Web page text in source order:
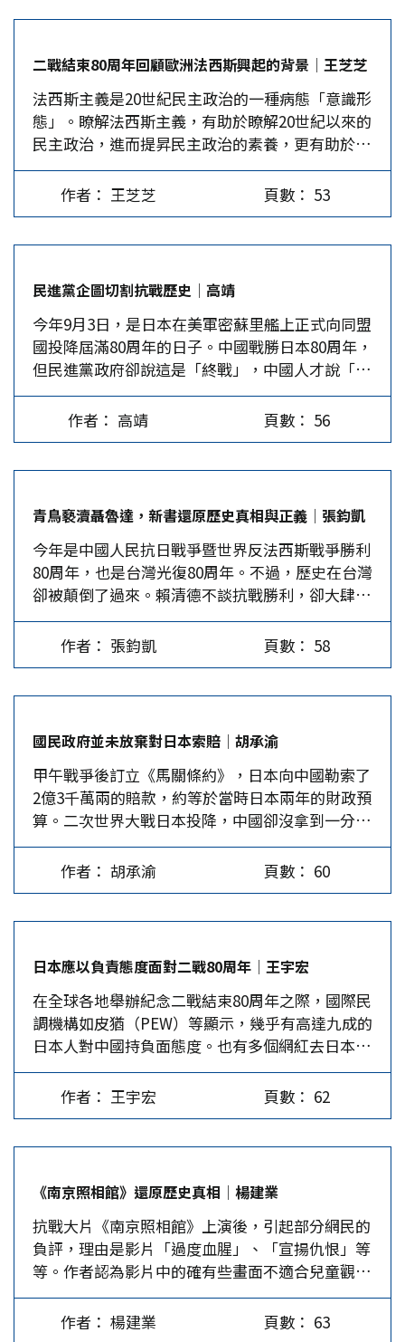
5500億的投資、採購100架波音飛機、立即將對美
國大米的採購量增加75%等。根據美韓協議，韓國
將向美國投資3500億，同時還將採購價值1000億
的液化天然氣或其他能源產品，並且對美國全面開
放貿易並接受美國汽車和農產品等。…
生產的投資將非常龐大，在美國生產晶片的大部分
企業也將獲得關稅豁免。中國的中芯或華為製造的
晶片則不能獲得豁免，但這些公司進入美國市場的
晶片，大多被整合在大陸組裝的產品內。 歐盟同
意對絕大多數歐盟出口的產品，包括汽車、晶片和
藥品，徵收15%的單一關稅。日本亦表示，美國同
意不給予日本比其他國家更差的晶片關稅率。…
信心。由兩岸40多名記者及自媒組成的聯訪團，此
行到了長沙、常德、衡陽、芷江等抗戰舊址進行採
訪，整個活動持續至8月6日。 影珠山大捷提高國
際地位 聯訪團第一個行程來到長沙縣第一高峰影
珠山。影珠山高500米，南北長7公里，大小山頭
70幾個，長沙人以「人要低頭過，馬要卸卻鞍」來
形容其山勢險峻。影珠山是三次長沙會戰的主戰
場，中日軍隊在此區激戰數十次，特別是第三次長
凌晨4時戰至上午11時，最終4萬國軍成功截斷日軍
退路，殲敵逾萬。 沙土戰場外，日軍張狂伸出惡
毒狠手。影珠山抗戰史實陳列館紀錄了當時湖南開
物農業學校校長彭海鯤家人的慘痛遭遇。彭海鯤曾
於1939年9月第一次長沙會戰時，救過一名日本
兵，沒想到1941年12月第三次長沙會戰時，他的
兩個女兒被日軍追到野外，為避免被辱，雙雙投塘
自盡。…
二戰結束80周年回顧歐洲法西斯興起的背景│王芝芝
法西斯主義是20世紀民主政治的一種病態「意識形
態」。瞭解法西斯主義，有助於瞭解20世紀以來的
民主政治，進而提昇民主政治的素養，更有助於人
們在二戰結束80周年之際，了解二戰的背景。
「意識形態」（ideology）與「意念」（idea）
不同，因為意識形態不是單純擁有「理念」而已，
領導人，輔以精挑細選、嚴格訓練有行動能力又忠
黨愛國的精英團隊，負責有效率快速實踐黨的政治
理念。作為黨的執行單位，在落實黨的「理念」
時，可以暴力或非理性的手段，排除妨害黨發展的
政府組織、保障人權的法律、社會約定俗成的禮
俗、道德價值、文化精神傳統等障礙。20世紀的歐
洲法西斯主義，就是以黨組織縱橫天下的。 歐洲
意識形態源於啟蒙運動 歐洲政治意識形態發展，
社會的訴求不是空談。1789年法國大革命期間，便
出現革命分子以「自由、平等、博愛」的理想，建
立「美德」共和國。這創舉將狂熱中的法國大革命
推向恐怖暴力，遭到歐洲六大強國的圍剿，革命政
權在救亡圖存的奮鬥中，最終迎來拿破崙的軍事統
治，憑著保家衛國的民族情操，在一代名將領軍下
橫掃歐陸，稱帝專政，謊稱實現革命建立法蘭西帝
國。 「自由、平等、博愛」的理想，在拿破崙滑
法國大革命洗禮的人民，在19世紀無懼保守政權包
圍，不斷發動革命，前仆後繼地推動法國大革命的
理想，將「自由、平等、博愛」三大革命口號，化
解為更具行動力的「意識形態」，隨著19世紀由產
業革命推展的全球資本市場傳播全球，成為全球共
同的政治理念。這三個由法國大革命口號轉化成的
現代政治意識形態，分別是（1）自由主義
（Liberalism）：…
作者： 王芝芝 頁數： 53
民進黨企圖切割抗戰歷史│高靖
今年9月3日，是日本在美軍密蘇里艦上正式向同盟
國投降屆滿80周年的日子。中國戰勝日本80周年，
但民進黨政府卻說這是「終戰」，中國人才說「光
復台灣」。民進黨政府無視日本以戰敗國的身分，
卑微地在軍艦上簽字，代表日本向同盟國恭敬投降
的歷史事實，至今日本的降書正本仍在台灣保存，
件？ 民進黨政府對於抗戰勝利80周年的態度，無
非就是台獨兩國論作祟，因為他們始終認為中國抗
戰與台灣國無關，台灣國依戀日本的殖民統治、中
華民國只是台獨借殼上市用的招牌，已經不是1945
年接受日本投降的那個中華民國。 1945年中國戰
勝了日本 中華民國就是中國，不是什麼中華民國
台灣，憲法裡面的國名就是中華民國，沒有台灣兩
個字，台灣只是一個省、一個地區。二次大戰期間
事實。中國的內戰造成兩岸分裂，中共在北京成立
中華人民共和國，台北是中華民國政府，一國分裂
成兩個政權，冷戰期間，大家叫中華民國是自由中
國，稱大陸為共產中國。 從黨外走到民進黨，其
間變化不小，原本黨外是兼容並蓄，但組黨後只剩
台獨，台獨何以接受中國的政權呢？這與一次大戰
結束前的德國一樣，社民黨捨棄革命路線，也沒有
經過選舉，直接繼承政權後再推行選舉，只不過威
不斷地掏空中華民國的中國意涵，將中華民國與台
灣變成同義詞。這樣一來，民進黨即使有台獨黨
綱，也可以在這個政權當中生存，因為中華民國已
虛有其表，而不再是與日軍抗戰8年的那個中國
了，它只是台獨的保護傘。…
作者： 高靖 頁數： 56
青鳥褻瀆聶魯達，新書還原歷史真相與正義│張鈞凱
今年是中國人民抗日戰爭暨世界反法西斯戰爭勝利
80周年，也是台灣光復80周年。不過，歷史在台灣
卻被顛倒了過來。賴清德不談抗戰勝利，卻大肆紀
念歐戰勝利，但又完全去脈絡化，把二戰簡化為
「團結必勝、侵略必敗」，只為其「脫中入北」的
意識形態服務。中國明明是抗擊法西斯擴張侵略的
體。7月26日第一波「大罷免」前夕，他們的中央
廚房發出了動員文宣，各種大同小異的政治宣傳
中，都引用了「我那小小多山的國家」，從而衍生
出各種自我感動的創作。 這句話其實是鄭南榕基
金會紀錄片從智利詩人聶魯達的詩作改編而來，原
詩為1948年《伐木者，醒來吧！》所寫到：「我還
是愛我的寒冷的小國家」。極其諷刺的是，這原本
是一首反美的詩作，聶魯達在詩中還控訴了美國干
真摯友愛。例如，1950年他在華沙親筆寫下「毛澤
東萬歲！中國人民萬歲！」甚至在1951年創作了
《向中國致敬》一詩：「他瞭望著大地所生的一
切，他的臉上容光煥發，展開一個微笑，像和風吹
拂麥浪似地盪漾，像金色的星星在英雄所流的鮮血
裡閃光，你們的國旗在天空飄揚。」詩中一句「被
鎖鏈捆綁的台灣」，表達詩人對美國控制台灣，造
成兩岸分裂的憤怒。 用民進黨的政治語彙來說，
的政治幻想，無疑是自我顛覆、自我解消，既是鬧
劇，又是悲劇。就像綠營借由《返校》等影視作
品，把中共在台灣的地下黨烈士，喬裝為轉型正義
史觀下的西方民主價值鬥士，荒謬透頂。 賴清德
紀念「歐戰勝利」沒有說的是，1936年爆發的西班
牙內戰，對共和國發動軍事叛變的佛朗哥將軍，得
到希特勒、墨索里尼兩大法西斯政權的支持，在西
作者： 張鈞凱 頁數： 58
國民政府並未放棄對日本索賠│胡承渝
甲午戰爭後訂立《馬關條約》，日本向中國勒索了
2億3千萬兩的賠款，約等於當時日本兩年的財政預
算。二次世界大戰日本投降，中國卻沒拿到一分錢
的賠償，主要原因是中國分裂為兩個政府所致。
多年來有一種傳言，說抗戰一勝利，蔣介石就倡導
「以德報怨」，放棄對日索賠，這並非事實。所謂
棄賠款後的遮羞之辭。抗戰勝利時，蔣介石發表的
談話用了「不念舊惡」及「與人為善」，沒說「以
德報怨」，也沒說放棄賠償。 國府並未放棄對日
本索賠 1946年10月29日，《賠償委員會組織條
例》第一條規定：「行政院為調查統計抗戰公私損
失，規劃對於日本責令賠償及審議、支配賠償物
資，設立賠償委員會。」該委員會即開始從事中國
損失的計算。1947年2月行政院公布的損失為：直
與盟國商討拆遷日本工廠及物資作為賠償。有關各
國分配問題，美國主張中、美各占30%。外交部認
為中國犧牲最大，至少要占40%。1948年外交部擬
訂了《對日和約草案》，其中領土條款規定日本將
台灣、澎湖及琉球歸還中國，日本在10年內向中國
賠款350億美元。 中華人民共和國及韓戰爆發後，
美國要培植日本為反共基地，立場完全轉變，一手
作者： 胡承渝 頁數： 60
日本應以負責態度面對二戰80周年│王宇宏
在全球各地舉辦紀念二戰結束80周年之際，國際民
調機構如皮猶（PEW）等顯示，幾乎有高達九成的
日本人對中國持負面態度。也有多個網紅去日本街
頭訪問年輕人，大多數人都不知道南京大屠殺及二
戰時日本曾使用化學武器和細菌戰。日本成年人則
僅知道有南京事件，但完全不知曾發生大屠殺。
的結論是，每一名受害人在死前都受到不同程度的
屈辱、虐待，有的是幾分鐘，有的是幾小時、有的
甚至長達幾天遭到飢餓和身心的虐待。而慰安婦的
受害者則是數年，細菌戰的受害者則因皮膚潰爛終
生受苦。讀者在閱讀受害人的遭遇或照片時，都有
不忍卒睹之感，便可以想像，受害者當時的身心多
麼疼痛。 1937年12月南京到底有多少受害人，一
作者： 王宇宏 頁數： 62
《南京照相館》還原歷史真相│楊建業
抗戰大片《南京照相館》上演後，引起部分網民的
負評，理由是影片「過度血腥」、「宣揚仇恨」等
等。作者認為影片中的確有些畫面不適合兒童觀
看，但片中所演的只是還原史實，更沒有「宣揚仇
恨」，因為製造仇恨的不是電影，而是1937年日本
作者： 楊建業 頁數： 63